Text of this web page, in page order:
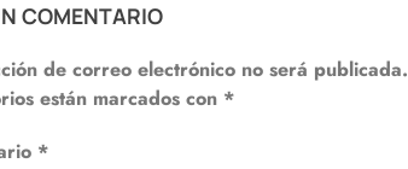
COMENTARIO
de correo electrónico no será publicada.
están marcados con *
*